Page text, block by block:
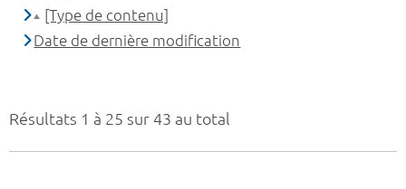
Résultats 1 à 25 sur 43 au total
[Type de contenu]
Date de dernière modification